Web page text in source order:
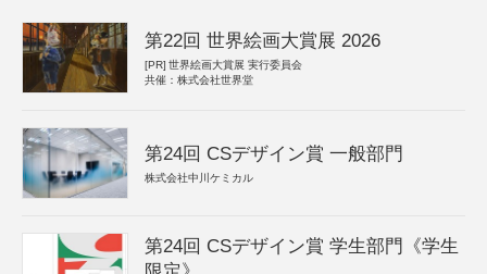
第22回 世界絵画大賞展 2026
[PR] 世界絵画大賞展 実行委員会
共催：株式会社世界堂
第24回 CSデザイン賞 一般部門
株式会社中川ケミカル
第24回 CSデザイン賞 学生部門《学生